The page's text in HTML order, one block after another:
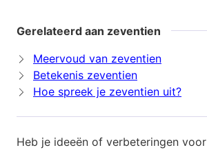
Gerelateerd aan zeventien
Meervoud van zeventien
Betekenis zeventien
Hoe spreek je zeventien uit?
Heb je ideeën of verbeteringen voor